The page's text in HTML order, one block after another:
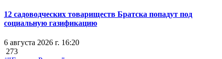
12 садоводческих товариществ Братска попадут под
социальную газификацию
6 августа 2026 г. 16:20
273